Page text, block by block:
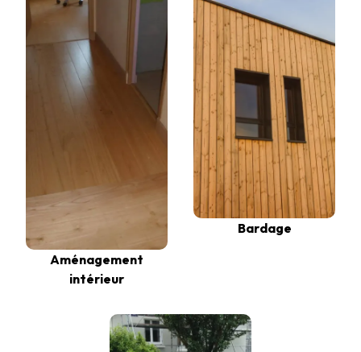
Aménagement
intérieur
Bardage